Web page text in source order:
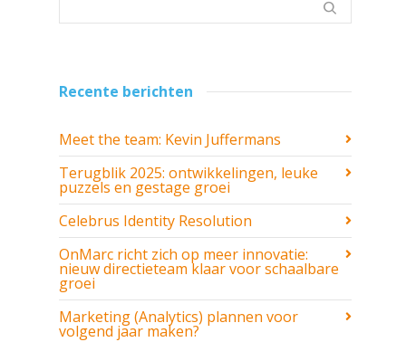
Recente berichten
Meet the team: Kevin Juffermans
Terugblik 2025: ontwikkelingen, leuke
puzzels en gestage groei
Celebrus Identity Resolution
OnMarc richt zich op meer innovatie:
nieuw directieteam klaar voor schaalbare
groei
Marketing (Analytics) plannen voor
volgend jaar maken?